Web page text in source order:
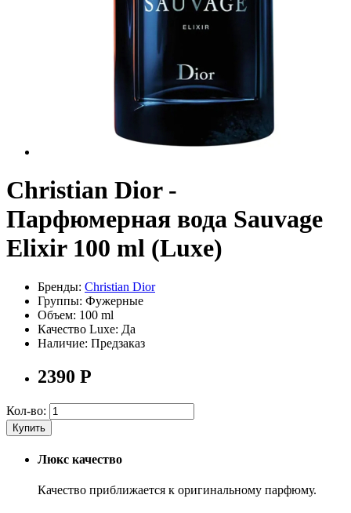
Christian Dior -
Парфюмерная вода Sauvage
Elixir 100 ml (Luxe)
Бренды: Christian Dior
Группы: Фужерные
Объем: 100 ml
Качество Luxe: Да
Наличие: Предзаказ
2390 Р
Кол-во:
Купить
Люкс качество
Качество приближается к оригинальному парфюму.